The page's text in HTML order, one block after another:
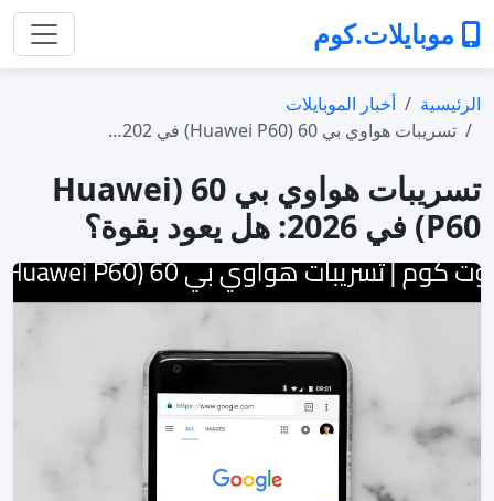
موبايلات.كوم
الرئيسية
أخبار الموبايلات
تسريبات هواوي بي 60 (Huawei P60) في 202…
تسريبات هواوي بي 60 (Huawei
P60) في 2026: هل يعود بقوة؟